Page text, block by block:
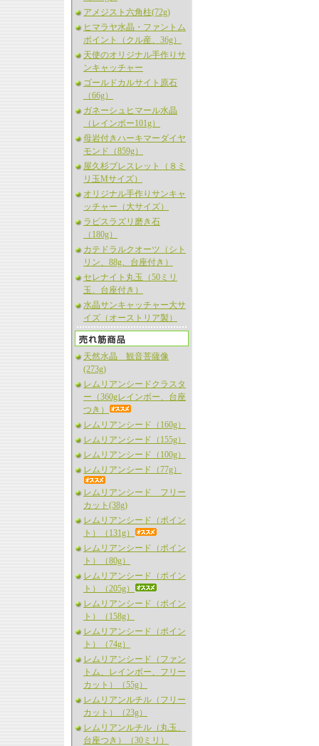
アメジスト六角柱(72g)
ヒマラヤ水晶・ファントム
ポイント（クル産、36g）
天使のオリジナル手作りサ
ンキャッチャー
ゴールドカルサイト原石
（66g）
ガネーシュヒマール水晶
（レインボー101g）
母岩付きハーキマーダイヤ
モンド（859g）
屋久杉ブレスレット（８ミ
リ玉Mサイズ）
オリジナル手作りサンキャ
ッチャー（大サイズ）
ラピスラズリ磨き石
（180g）
カテドラルクオーツ（シト
リン、88g、台座付き）
セレナイト丸玉（50ミリ
玉、台座付き）
水晶サンキャッチャー大サ
イズ（オーストリア製）
天然水晶 観音菩薩像
(273g)
レムリアンシードクラスタ
ー（360gレインボー、台座
つき）
レムリアンシード（160g）
レムリアンシード（155g）
レムリアンシード（100g）
レムリアンシード（77g）
レムリアンシード フリー
カット(38g)
レムリアンシード（ポイン
ト）（131g）
レムリアンシード（ポイン
ト）（80g）
レムリアンシード（ポイン
ト）（205g）
レムリアンシード（ポイン
ト）（158g）
レムリアンシード（ポイン
ト）（74g）
レムリアンシード（ファン
トム、レインボー、フリー
カット）（55g）
レムリアンルチル（フリー
カット）（23g）
レムリアンルチル（丸玉、
台座つき）（30ミリ）